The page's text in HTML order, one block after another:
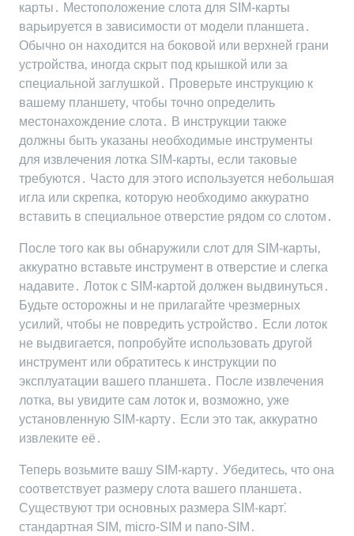
карты․ Местоположение слота для SIM-карты
варьируется в зависимости от модели планшета․
Обычно он находится на боковой или верхней грани
устройства‚ иногда скрыт под крышкой или за
специальной заглушкой․ Проверьте инструкцию к
вашему планшету‚ чтобы точно определить
местонахождение слота․ В инструкции также
должны быть указаны необходимые инструменты
для извлечения лотка SIM-карты‚ если таковые
требуются․ Часто для этого используется небольшая
игла или скрепка‚ которую необходимо аккуратно
вставить в специальное отверстие рядом со слотом․
После того как вы обнаружили слот для SIM-карты‚
аккуратно вставьте инструмент в отверстие и слегка
надавите․ Лоток с SIM-картой должен выдвинуться․
Будьте осторожны и не прилагайте чрезмерных
усилий‚ чтобы не повредить устройство․ Если лоток
не выдвигается‚ попробуйте использовать другой
инструмент или обратитесь к инструкции по
эксплуатации вашего планшета․ После извлечения
лотка‚ вы увидите сам лоток и‚ возможно‚ уже
установленную SIM-карту․ Если это так‚ аккуратно
извлеките её․
Теперь возьмите вашу SIM-карту․ Убедитесь‚ что она
соответствует размеру слота вашего планшета․
Существуют три основных размера SIM-карт⁚
стандартная SIM‚ micro-SIM и nano-SIM․